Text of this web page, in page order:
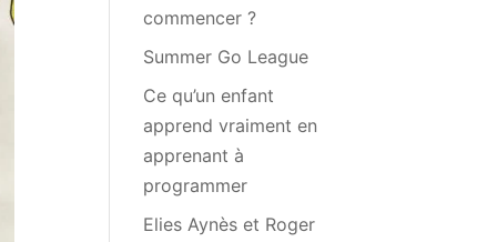
commencer ?
Summer Go League
Ce qu’un enfant
apprend vraiment en
apprenant à
programmer
Elies Aynès et Roger